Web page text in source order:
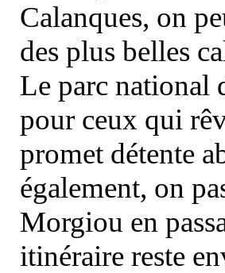
Calanques, on
des plus belles
Le parc national
pour ceux qui
promet détente
également, on
Morgiou en
itinéraire reste